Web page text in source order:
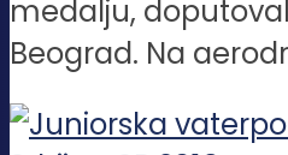
medalju,
Beograd. Na